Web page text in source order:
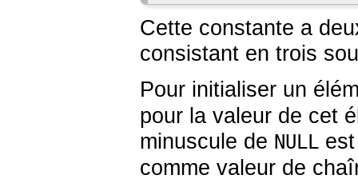
Cette constante a
consistant en trois
Pour initialiser un
pour la valeur de cet
minuscule de NULL
comme valeur de